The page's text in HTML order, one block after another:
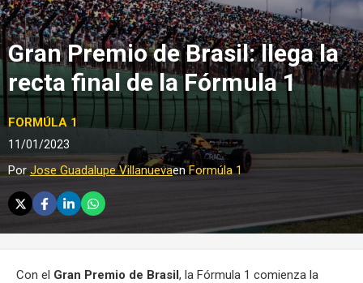
Gran Premio de Brasil: llega la
recta final de la Fórmula 1
FORMÚLA 1
11/01/2023
PorJose Guadalupe VillanuevaenFormúla 1
Con el Gran Premio de Brasil, la Fórmula 1 comienza la